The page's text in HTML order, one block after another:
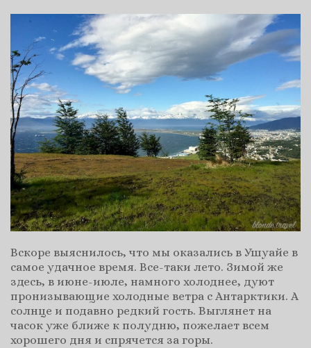
Вскоре выяснилось, что мы оказались в Ушуайе в
самое удачное время. Все-таки лето. Зимой же
здесь, в июне-июле, намного холоднее, дуют
пронизывающие холодные ветра с Антарктики. А
солнце и подавно редкий гость. Выглянет на
часок уже ближе к полудню, пожелает всем
хорошего дня и спрячется за горы.